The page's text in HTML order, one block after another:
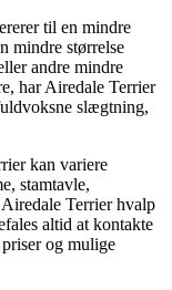
til en mindre
mindre størrelse
andre mindre
har Airedale Terrier
slægtning,
kan variere
stamtavle,
Terrier hvalp
altid at kontakte
og mulige